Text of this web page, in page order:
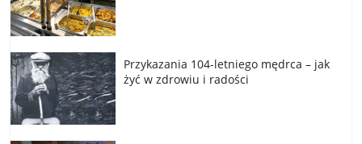
Przykazania 104-letniego mędrca – jak
żyć w zdrowiu i radości